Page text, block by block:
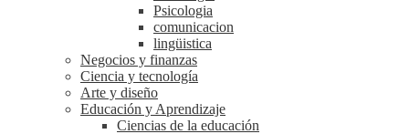
Psicologia
comunicacion
lingüistica
Negocios y finanzas
Ciencia y tecnología
Arte y diseño
Educación y Aprendizaje
Ciencias de la educación